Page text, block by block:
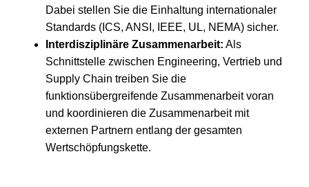
Dabei stellen Sie die Einhaltung internationaler
Standards (ICS, ANSI, IEEE, UL, NEMA) sicher.
Interdisziplinäre Zusammenarbeit: Als
Schnittstelle zwischen Engineering, Vertrieb und
Supply Chain treiben Sie die
funktionsübergreifende Zusammenarbeit voran
und koordinieren die Zusammenarbeit mit
externen Partnern entlang der gesamten
Wertschöpfungskette.